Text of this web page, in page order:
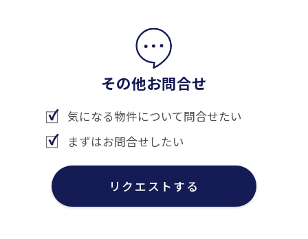
その他お問合せ
気になる物件について問合せたい
まずはお問合せしたい
リクエストする